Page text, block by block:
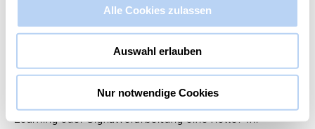
Alle Cookies zulassen
Auswahl erlauben
Nur notwendige Cookies
In deinem Startup spielen Datenanalyse, KI, Machine
Learning oder Signalverarbeitung eine Rolle? Ihr